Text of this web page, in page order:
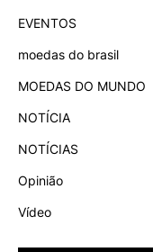
EVENTOS
moedas do brasil
MOEDAS DO MUNDO
NOTÍCIA
NOTÍCIAS
Opinião
Vídeo